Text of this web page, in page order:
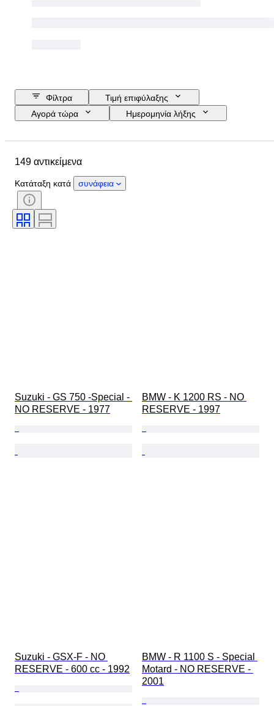
Φίλτρα
Τιμή επιφύλαξης
Αγορά τώρα
Ημερομηνία λήξης
Country of origin
Κατάσταση
Έξτρα
Περίοδος
Έντυπα εγγραφής
Μέγεθος μηχανής
CoC (Πιστοποιητικό συμμόρφωσης)
149 αντικείμενα
Κατάταξη κατά συνάφεια
Suzuki - GS 750 -Special -
NO RESERVE - 1977
BMW - K 1200 RS - NO
RESERVE - 1997
Suzuki - GSX-F - NO
RESERVE - 600 cc - 1992
BMW - R 1100 S - Special
Motard - NO RESERVE -
2001